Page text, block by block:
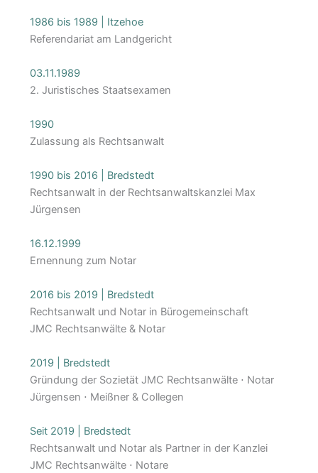
1986 bis 1989 | Itzehoe
Referendariat am Landgericht
03.11.1989
2. Juristisches Staatsexamen
1990
Zulassung als Rechtsanwalt
1990 bis 2016 | Bredstedt
Rechtsanwalt in der Rechtsanwaltskanzlei Max
Jürgensen
16.12.1999
Ernennung zum Notar
2016 bis 2019 | Bredstedt
Rechtsanwalt und Notar in Bürogemeinschaft
JMC Rechtsanwälte & Notar
2019 | Bredstedt
Gründung der Sozietät JMC Rechtsanwälte ⋅ Notar
Jürgensen ⋅ Meißner & Collegen
Seit 2019 | Bredstedt
Rechtsanwalt und Notar als Partner in der Kanzlei
JMC Rechtsanwälte ⋅ Notare